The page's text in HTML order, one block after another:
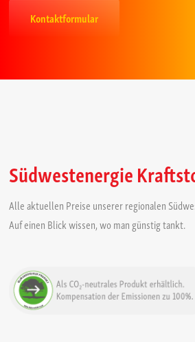
Kontaktformular
Südwestenergie
Alle aktuellen Preise unserer regionalen
Auf einen Blick wissen, wo man günstig tankt.